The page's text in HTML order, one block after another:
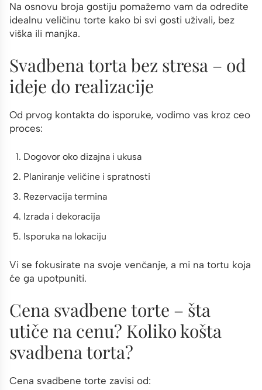
Na osnovu broja gostiju pomažemo vam da odredite
idealnu veličinu torte kako bi svi gosti uživali, bez
viška ili manjka.
Svadbena torta bez stresa – od
ideje do realizacije
Od prvog kontakta do isporuke, vodimo vas kroz ceo
proces:
Dogovor oko dizajna i ukusa
Planiranje veličine i spratnosti
Rezervacija termina
Izrada i dekoracija
Isporuka na lokaciju
Vi se fokusirate na svoje venčanje, a mi na tortu koja
će ga upotpuniti.
Cena svadbene torte – šta
utiče na cenu? Koliko košta
svadbena torta?
Cena svadbene torte zavisi od: